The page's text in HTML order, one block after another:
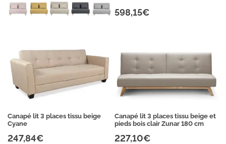
598,15€
Canapé lit 3 places tissu beige
Cyane
247,84€
Canapé lit 3 places tissu beige et
pieds bois clair Zunar 180 cm
227,10€